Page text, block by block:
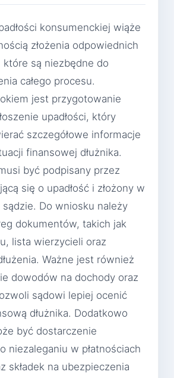
konsumenckiej wiąże
złożenia odpowiednich
są niezbędne do
całego procesu.
jest przygotowanie
upadłości, który
szczegółowe informacje
finansowej dłużnika.
być podpisany przez
się o upadłość i złożony w
Do wniosku należy
dokumentów, takich jak
lista wierzycieli oraz
Ważne jest również
dowodów na dochody oraz
sądowi lepiej ocenić
dłużnika. Dodatkowo
być dostarczenie
niezaleganiu w płatnościach
składek na ubezpieczenia